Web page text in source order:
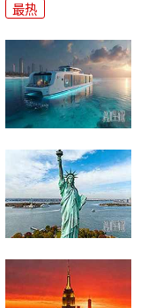
最热